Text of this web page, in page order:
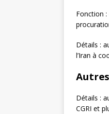
Fonction
Détails :
l’Iran à
Détails :
CGRI et